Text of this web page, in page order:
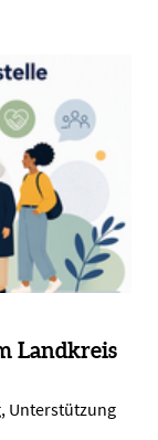
Landkreis
Unterstützung